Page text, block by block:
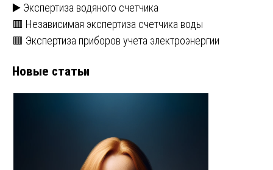
▶️ Экспертиза водяного счетчика
🟥 Независимая экспертиза счетчика воды
🟥 Экспертиза приборов учета электроэнергии
Новые статьи